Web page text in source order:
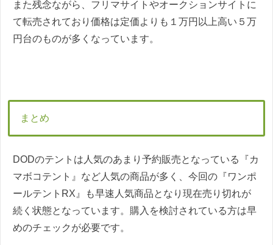
また残念ながら、フリマサイトやオークションサイトに
て転売されており価格は定価よりも１万円以上高い５万
円台のものが多くなっています。
まとめ
DODのテントは人気のあまり予約販売となっている『カ
マボコテント』など人気の商品が多く、今回の『ワンポ
ールテントRX』も早速人気商品となり現在売り切れが
続く状態となっています。購入を検討されている方は早
めのチェックが必要です。